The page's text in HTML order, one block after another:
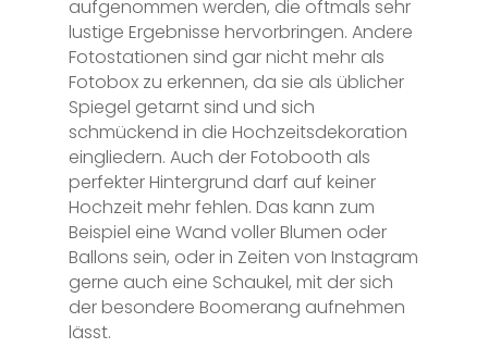
aufgenommen werden, die oftmals sehr
lustige Ergebnisse hervorbringen. Andere
Fotostationen sind gar nicht mehr als
Fotobox zu erkennen, da sie als üblicher
Spiegel getarnt sind und sich
schmückend in die Hochzeitsdekoration
eingliedern. Auch der Fotobooth als
perfekter Hintergrund darf auf keiner
Hochzeit mehr fehlen. Das kann zum
Beispiel eine Wand voller Blumen oder
Ballons sein, oder in Zeiten von Instagram
gerne auch eine Schaukel, mit der sich
der besondere Boomerang aufnehmen
lässt.